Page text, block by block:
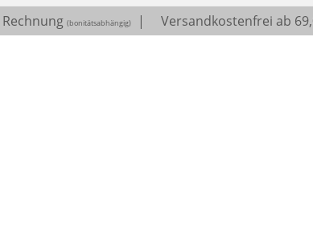
Rechnung (bonitätsabhängig) | Versandkostenfrei ab